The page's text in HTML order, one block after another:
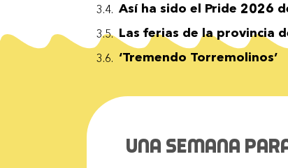
Así ha sido el Pride 2026
Las ferias de la provincia
‘Tremendo Torremolinos’
Una Semana